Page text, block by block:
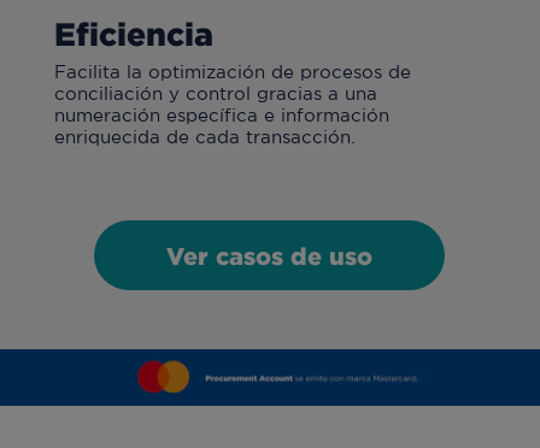
Eficiencia
Facilita la optimización de procesos de
conciliación y control gracias a una
numeración específica e información
enriquecida de cada transacción.
Ver casos de uso